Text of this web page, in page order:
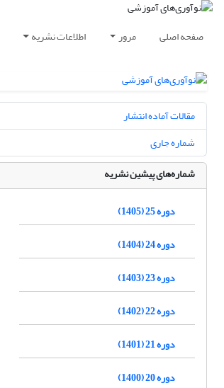
صفحه اصلی مرور اطلاعات نشریه
مقالات آماده انتشار
شماره جاری
شماره‌های پیشین نشریه
دوره 25 (1405)
دوره 24 (1404)
دوره 23 (1403)
دوره 22 (1402)
دوره 21 (1401)
دوره 20 (1400)